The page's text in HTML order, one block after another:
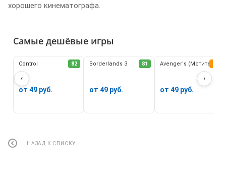
хорошего кинематографа.
Самые дешёвые игры
‹ ›
82
Control
от 49 руб.
81
Borderlands 3
от 49 руб.
Avenger's (Мстители)
от 49 руб.
НАЗАД К СПИСКУ